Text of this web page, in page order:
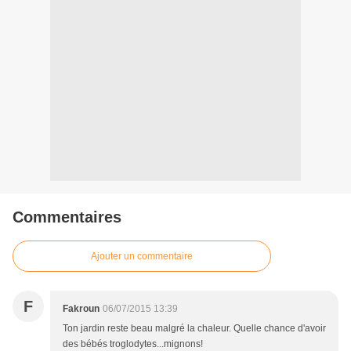
Commentaires
Ajouter un commentaire
F Fakroun 06/07/2015 13:39
Ton jardin reste beau malgré la chaleur. Quelle chance d'avoir
des bébés troglodytes...mignons!